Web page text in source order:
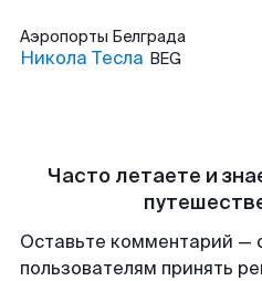
Аэропорты Белграда
Никола Тесла BEG
Часто летаете и
Оставьте комментарий —
пользователям принять